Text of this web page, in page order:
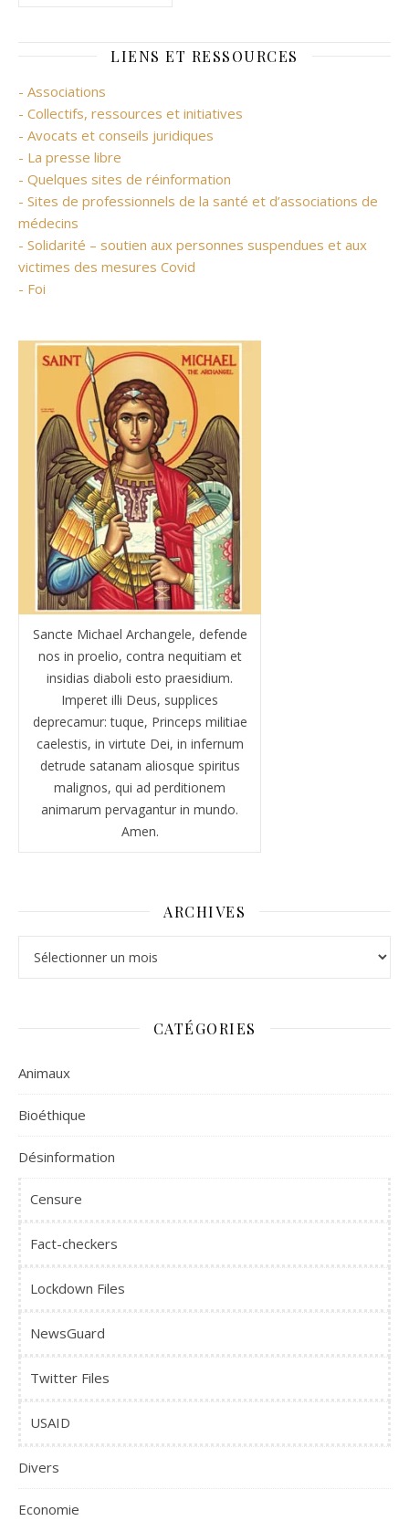
LIENS ET RESSOURCES
- Associations
- Collectifs, ressources et initiatives
- Avocats et conseils juridiques
- La presse libre
- Quelques sites de réinformation
- Sites de professionnels de la santé et d’associations de
médecins
- Solidarité – soutien aux personnes suspendues et aux
victimes des mesures Covid
- Foi
Sancte Michael Archangele, defende
nos in proelio, contra nequitiam et
insidias diaboli esto praesidium.
Imperet illi Deus, supplices
deprecamur: tuque, Princeps militiae
caelestis, in virtute Dei, in infernum
detrude satanam aliosque spiritus
malignos, qui ad perditionem
animarum pervagantur in mundo.
Amen.
ARCHIVES
CATÉGORIES
Animaux
Bioéthique
Désinformation
Censure
Fact-checkers
Lockdown Files
NewsGuard
Twitter Files
USAID
Divers
Economie